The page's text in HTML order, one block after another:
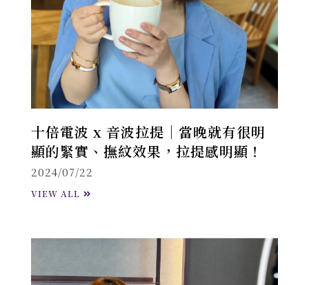
十倍電波 x 音波拉提｜當晚就有很明
顯的緊實、撫紋效果，拉提感明顯！
2024/07/22
VIEW ALL